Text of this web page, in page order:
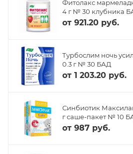
Фитолакс
4 г № 30 клубника
от 921.20 руб.
Турбослим ночь
0.3 г № 30 БАД
от 1 203.20 руб.
Синбиотик
г саше-пакет № 10
от 987 руб.